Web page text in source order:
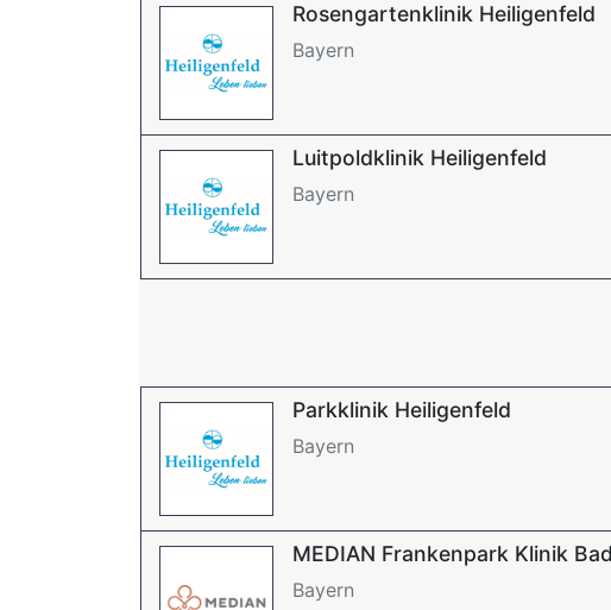
Rosengartenklinik Heiligenfeld
Bayern
Luitpoldklinik Heiligenfeld
Bayern
Parkklinik Heiligenfeld
Bayern
MEDIAN Frankenpark Klinik
Bayern